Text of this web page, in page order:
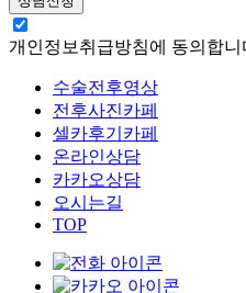
개인정보취급방침에 동의합니
수술전후영상
전후사진카페
셀카후기카페
온라인상담
카카오상담
오시는길
TOP